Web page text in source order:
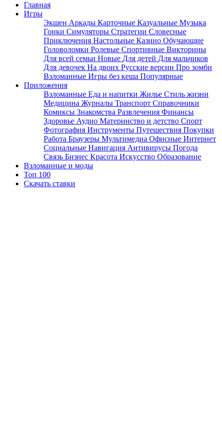
Главная
Игры
Экшен Аркады Карточные Казуальные Музыка
Гонки Симуляторы Стратегии Словесные
Приключения Настольные Казино Обучающие
Головоломки Ролевые Спортивные Викторины
Для всей семьи Новые Для детей Для мальчиков
Для девочек На двоих Русские версии Про зомби
Взломанные Игры без кеша Популярные
Приложения
Взломанные Еда и напитки Жилье Стиль жизни
Медицина Журналы Транспорт Справочники
Комиксы Знакомства Развлечения Финансы
Здоровье Аудио Материнство и детство Спорт
Фотография Инструменты Путешествия Покупки
Работа Браузеры Мультимедиа Офисные Интернет
Социальные Навигация Антивирусы Погода
Связь Бизнес Красота Искусство Образование
Взломанные и моды
Топ 100
Скачать ставки